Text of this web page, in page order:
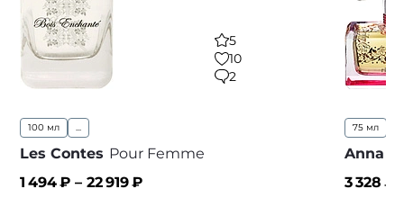
5
10
2
100 мл ...
Les Contes Pour Femme
1 494₽ – 22 919₽
75 мл
Anna
3 328 ₽